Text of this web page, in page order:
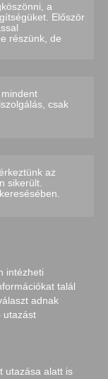
a
Először
részünk, de
csak
az
sikerült.
intézheti
talál
adnak
utazást
utazása alatt is